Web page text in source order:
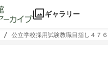
ギャラリー
公立学校採用試験教職目指し４７